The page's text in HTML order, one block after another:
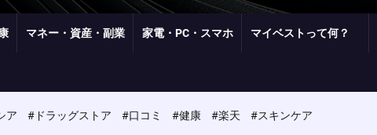
マネー・資産・副業 家電・PC・スマホ マイベストって何？
ア #ドラッグストア #口コミ #健康 #楽天 #スキンケア